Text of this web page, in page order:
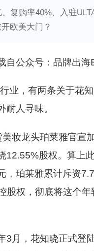
复购率40%、入驻
欧美大门？
自公众号：品牌出海
业，有两条关于花
耐人寻味。
美妆龙头珀莱雅官宣
12.55%股权。算上
，珀莱雅累计斥资
股权，彻底将这个年
3月，花知晓正式登